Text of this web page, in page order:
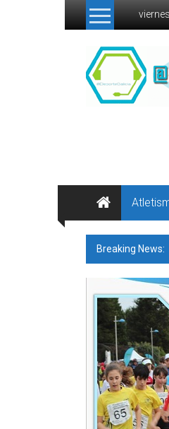
Skip to content
Breaking News: